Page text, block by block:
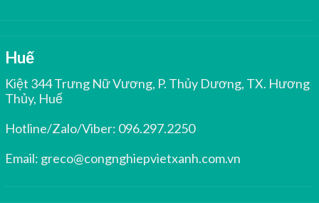
Huế
Kiệt 344 Trưng Nữ Vương, P. Thủy Dương, TX. Hương
Thủy, Huế
Hotline/Zalo/Viber: 096.297.2250
Email: greco@congnghiepvietxanh.com.vn